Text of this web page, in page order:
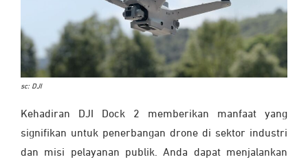
sc: DJI
Kehadiran DJI Dock 2 memberikan manfaat yang
signifikan untuk penerbangan drone di sektor industri
dan misi pelayanan publik. Anda dapat menjalankan